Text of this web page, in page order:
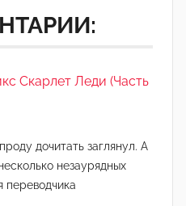
Скарлет Леди (Часть
дочитать заглянул. А
незаурядных
переводчика